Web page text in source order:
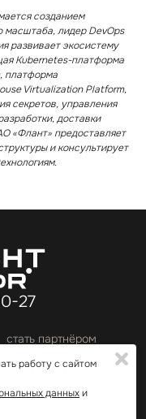
работу с сайтом
данныхи
✖
✖
созданием
лидер DevOps
развивает экосистему
Kubernetes⁠-⁠платформа
платформа
Virtualization Platform,
секретов, управления
доставки
«Флант» предоставляет
и консультирует
cтать партнёром
⁠27
защищены.
данных
cookie